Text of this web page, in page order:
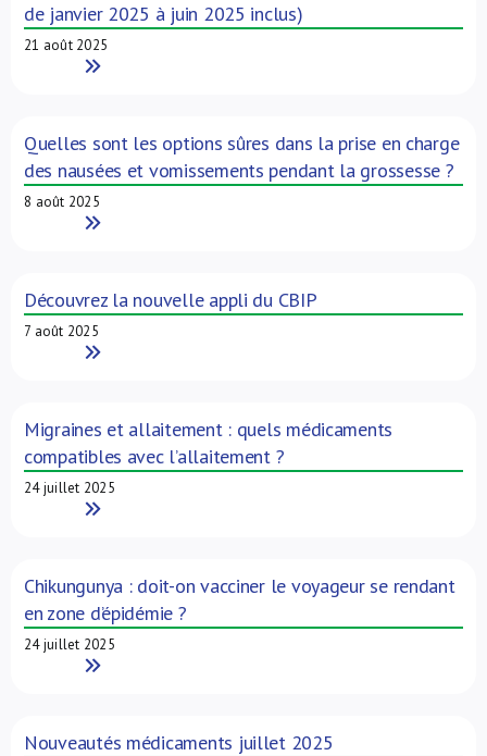
de janvier 2025 à juin 2025 inclus)
21 août 2025
Read More
Quelles sont les options sûres dans la prise en charge
des nausées et vomissements pendant la grossesse ?
8 août 2025
Read More
Découvrez la nouvelle appli du CBIP
7 août 2025
Read More
Migraines et allaitement : quels médicaments
compatibles avec l’allaitement ?
24 juillet 2025
Read More
Chikungunya : doit-on vacciner le voyageur se rendant
en zone d’épidémie ?
24 juillet 2025
Read More
Nouveautés médicaments juillet 2025